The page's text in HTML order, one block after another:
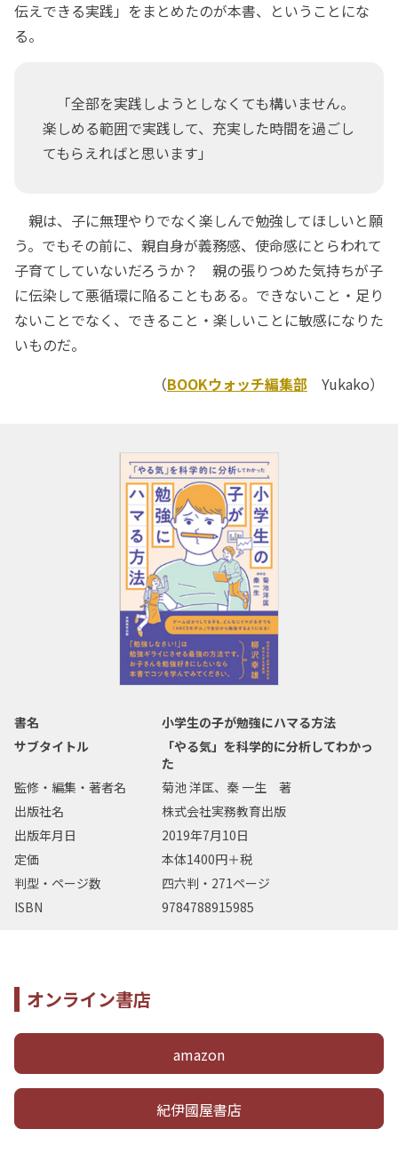
伝えできる実践」をまとめたのが本書、ということにな
る。
「全部を実践しようとしなくても構いません。
楽しめる範囲で実践して、充実した時間を過ごし
てもらえればと思います」
親は、子に無理やりでなく楽しんで勉強してほしいと願
う。でもその前に、親自身が義務感、使命感にとらわれて
子育てしていないだろうか？ 親の張りつめた気持ちが子
に伝染して悪循環に陥ることもある。できないこと・足り
ないことでなく、できること・楽しいことに敏感になりた
いものだ。
（BOOKウォッチ編集部 Yukako）
書名
小学生の子が勉強にハマる方法
サブタイトル
「やる気」を科学的に分析してわかっ
た
監修・編集・著者名
菊池 洋匡、秦 一生 著
出版社名
株式会社実務教育出版
出版年月日
2019年7月10日
定価
本体1400円＋税
判型・ページ数
四六判・271ページ
ISBN
9784788915985
オンライン書店
amazon
紀伊國屋書店